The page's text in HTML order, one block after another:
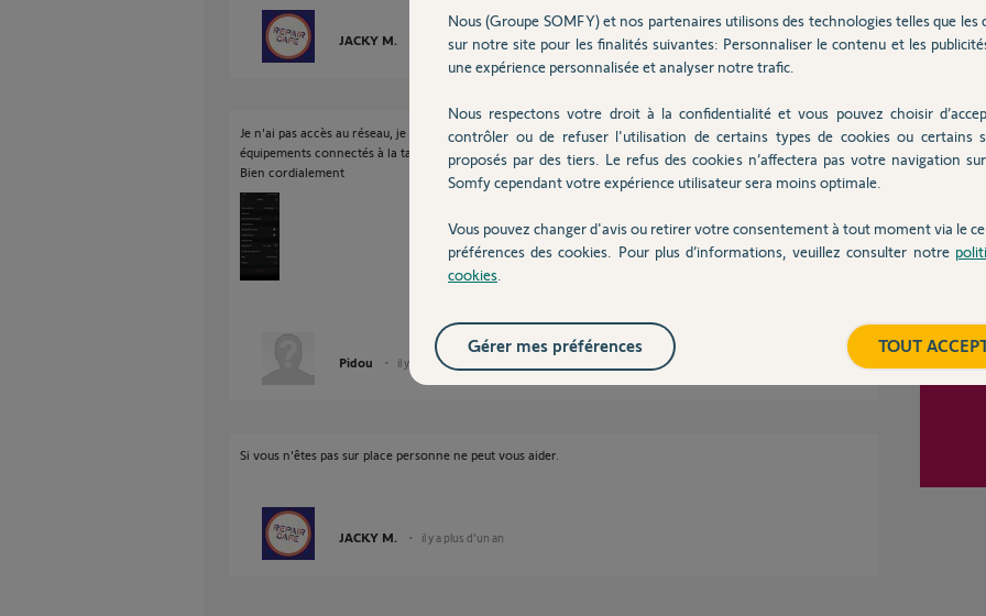
JACKY M. il y a plus d'un an
Je n'ai pas accès au réseau, je ne suis pas chez moi mais je sais que le reste de les
équipements connectés à la tahoma fonctionne en wifi. Et hier ma caméra fonctionnait .
Bien cordialement
Pidou il y a plus d'un an
Si vous n'êtes pas sur place personne ne peut vous aider.
JACKY M. il y a plus d'un an
Nous (Groupe SOMFY) et nos partenaires utilisons des technologies telles que les
sur notre site pour les finalités suivantes: Personnaliser le contenu et les
une expérience personnalisée et analyser notre trafic.
Nous respectons votre droit à la confidentialité et vous pouvez choisir
contrôler ou de refuser l'utilisation de certains types de cookies ou certains
proposés par des tiers. Le refus des cookies n’affectera pas votre navigation
Somfy cependant votre expérience utilisateur sera moins optimale.
Vous pouvez changer d'avis ou retirer votre consentement à tout moment via le
préférences des cookies. Pour plus d’informations, veuillez consulter notre
cookies
TOUT
Gérer mes préférences